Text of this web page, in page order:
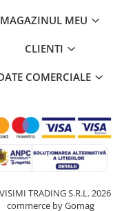
MAGAZINUL MEU
CLIENTI
COMERCIALE
TRADING S.R.L. 2026
commerce by Gomag